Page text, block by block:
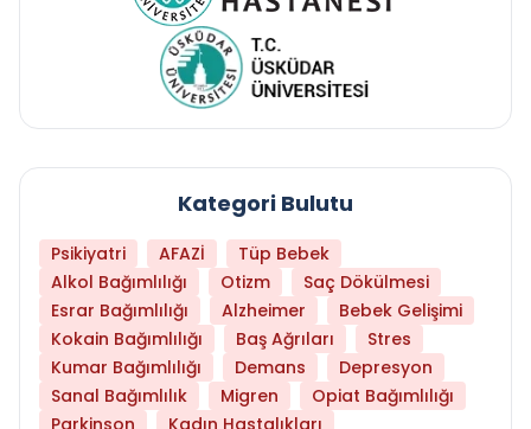
Kategori Bulutu
Psikiyatri AFAZİ
Tüp Bebek
Alkol Bağımlılığı
Otizm
Saç Dökülmesi
Esrar Bağımlılığı
Alzheimer
Bebek Gelişimi
Kokain Bağımlılığı
Baş Ağrıları
Stres
Kumar Bağımlılığı
Demans
Depresyon
Sanal Bağımlılık
Migren
Opiat Bağımlılığı
Parkinson
Kadın Hastalıkları